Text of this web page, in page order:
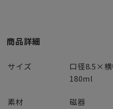
商品詳細
サイズ
口径8.5×
180ml
素材 磁器